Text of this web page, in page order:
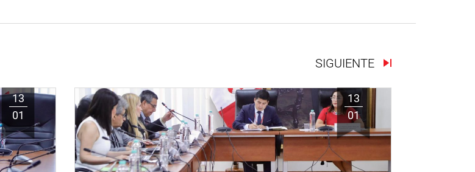
SIGUIENTE
13
01
13
01